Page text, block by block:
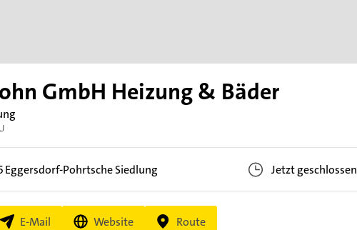
GmbH Heizung & Bäder
Eggersdorf-Pohrtsche Siedlung Jetzt geschlossen
E-Mail Website Route